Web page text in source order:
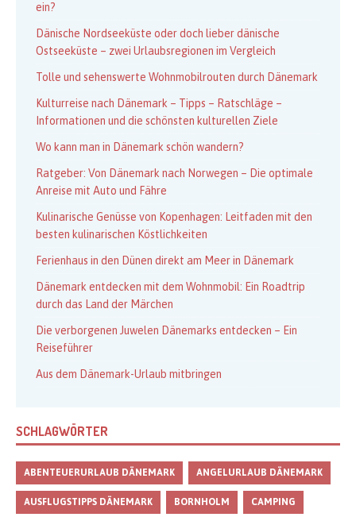
ein?
Dänische Nordseeküste oder doch lieber dänische
Ostseeküste – zwei Urlaubsregionen im Vergleich
Tolle und sehenswerte Wohnmobilrouten durch Dänemark
Kulturreise nach Dänemark – Tipps – Ratschläge –
Informationen und die schönsten kulturellen Ziele
Wo kann man in Dänemark schön wandern?
Ratgeber: Von Dänemark nach Norwegen – Die optimale
Anreise mit Auto und Fähre
Kulinarische Genüsse von Kopenhagen: Leitfaden mit den
besten kulinarischen Köstlichkeiten
Ferienhaus in den Dünen direkt am Meer in Dänemark
Dänemark entdecken mit dem Wohnmobil: Ein Roadtrip
durch das Land der Märchen
Die verborgenen Juwelen Dänemarks entdecken – Ein
Reiseführer
Aus dem Dänemark-Urlaub mitbringen
SCHLAGWÖRTER
ABENTEUERURLAUB DÄNEMARK ANGELURLAUB DÄNEMARK
AUSFLUGSTIPPS DÄNEMARK BORNHOLM CAMPING